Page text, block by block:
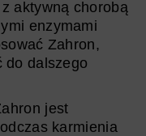
aktywną chorobą
enzymami
Zahron,
do dalszego
jest
karmienia